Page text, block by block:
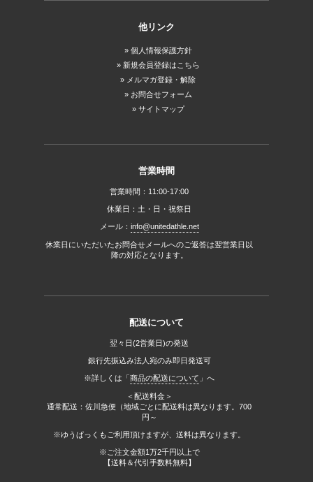
他リンク
個人情報保護方針
新規会員登録はこちら
メルマガ登録・解除
お問合せフォーム
サイトマップ
営業時間
営業時間：11:00-17:00
休業日：土・日・祝祭日
メール： info@unitedathle.net
休業日にいただいたお問合せメールへのご返答は翌営業日以
降の対応となります。
配送について
翌々日(2営業日)の発送
銀行先振込み法人宛のみ即日発送可
※詳しくは「商品の配送について 」へ
＜配送料金＞
通常配送：佐川急便（地域ごとに配送料は異なります。700
円～
※ゆうぱっくもご利用頂けますが、送料は異なります。
※ご注文金額1万2千円以上で
【送料＆代引手数料無料】